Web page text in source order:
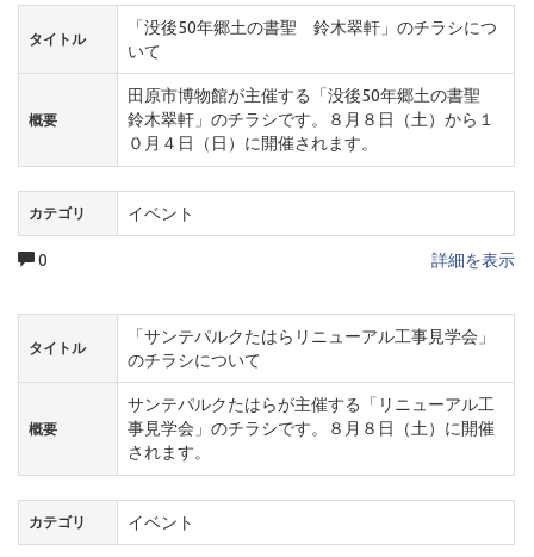
タイトル
「没後50年郷土の書聖 鈴木翠軒」のチラシにつ
いて
概要
田原市博物館が主催する「没後50年郷土の書聖
鈴木翠軒」のチラシです。８月８日（土）から１
０月４日（日）に開催されます。
カテゴリ イベント
0 詳細を表示
タイトル
「サンテパルクたはらリニューアル工事見学会」
のチラシについて
概要
サンテパルクたはらが主催する「リニューアル工
事見学会」のチラシです。８月８日（土）に開催
されます。
カテゴリ イベント